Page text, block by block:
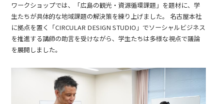
ワークショップでは、「広島の観光・資源循環課題」を題材に、学
生たちが具体的な地域課題の解決策を練り上げました。 名古屋本社
に拠点を置く「CIRCULAR DESIGN STUDIO」でソーシャルビジネス
を推進する講師の助言を受けながら、学生たちは多様な視点で議論
を展開しました。